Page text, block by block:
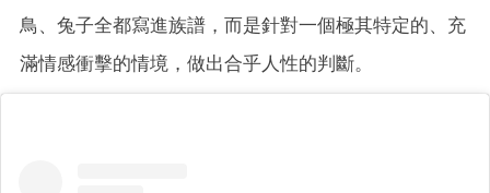
鳥、兔子全都寫進族譜，而是針對一個極其特定的、充
滿情感衝擊的情境，做出合乎人性的判斷。